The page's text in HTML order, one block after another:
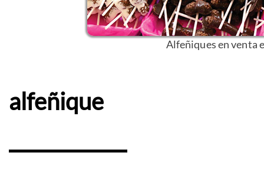
Alfeñiques en venta
alfeñique